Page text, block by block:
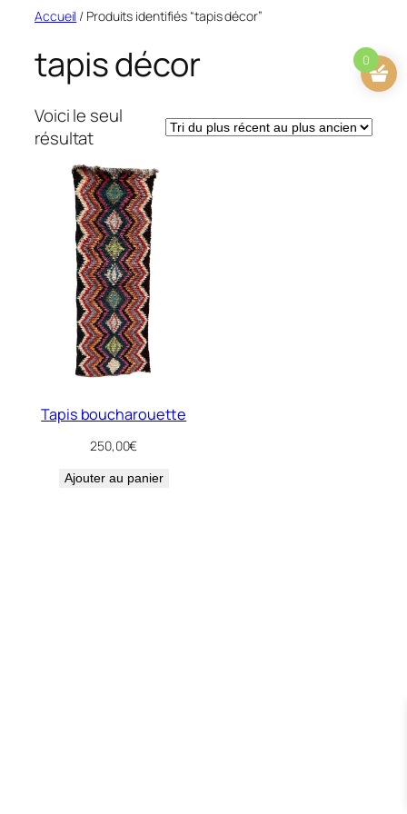
Aller
contenu
Accueil / Produits identifiés “tapis décor”
tapis décor
Voici le seul
résultat
Tapis boucharouette
250,00€
Ajouter au panier
0